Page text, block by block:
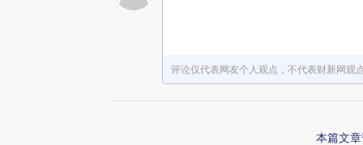
评论仅代表网友个人观点，不代表财新网观
本篇文